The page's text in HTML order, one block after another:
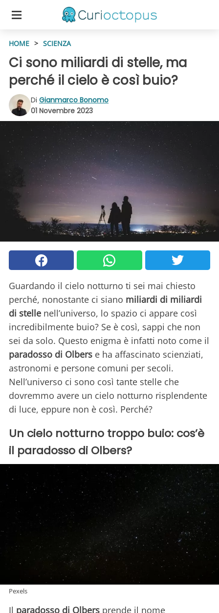
HOME > SCIENZA
Ci sono miliardi di stelle, ma
perché il cielo è così buio?
Di Gianmarco Bonomo
01 Novembre 2023
Guardando il cielo notturno ti sei mai chiesto
perché, nonostante ci siano miliardi di miliardi
di stelle nell’universo, lo spazio ci appare così
incredibilmente buio? Se è così, sappi che non
sei da solo. Questo enigma è infatti noto come il
paradosso di Olbers e ha affascinato scienziati,
astronomi e persone comuni per secoli.
Nell’universo ci sono così tante stelle che
dovremmo avere un cielo notturno risplendente
di luce, eppure non è così. Perché?
Un cielo notturno troppo buio: cos’è
il paradosso di Olbers?
Pexels
Il paradosso di Olbers prende il nome